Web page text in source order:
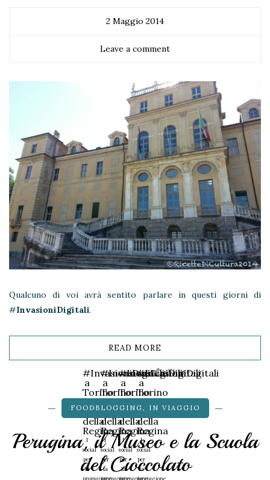
2 Maggio 2014
Leave a comment
Qualcuno di voi avrà sentito parlare in questi giorni di
#InvasioniDigitali.
READ MORE
Share
#InvasioniDigitali
a
Torino
–
Villa
della
Regina
I
social
per
la
promozione
#InvasioniDigitali
a
Torino
–
Villa
della
Regina
I
social
per
la
promozione
#InvasioniDigitali
a
Torino
–
Villa
della
Regina
I
social
per
la
promozione
#InvasioniDigitali
a
Torino
–
Villa
della
Regina
I
social
per
la
promozione
FOODBLOGGING, IN VIAGGIO
Perugina, il Museo e la Scuola
del Cioccolato